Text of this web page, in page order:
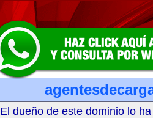
El dueño de este dominio lo